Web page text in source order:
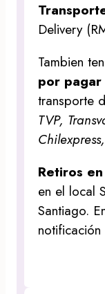
Delivery
Tambien
por pagar
transporte
TVP,
Retiros
en el local
Santiago.